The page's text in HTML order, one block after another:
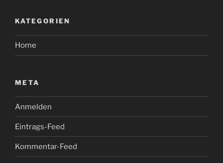
KATEGORIEN
Home
META
Anmelden
Eintrags-Feed
Kommentar-Feed